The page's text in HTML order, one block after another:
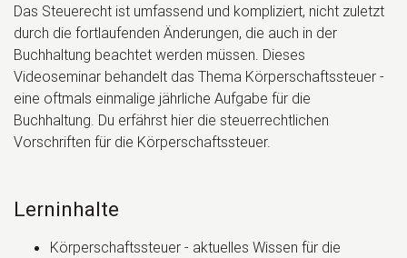
Das Steuerecht ist umfassend und kompliziert, nicht zuletzt
durch die fortlaufenden Änderungen, die auch in der
Buchhaltung beachtet werden müssen. Dieses
Videoseminar behandelt das Thema Körperschaftssteuer -
eine oftmals einmalige jährliche Aufgabe für die
Buchhaltung. Du erfährst hier die steuerrechtlichen
Vorschriften für die Körperschaftssteuer.
Lerninhalte
Körperschaftssteuer - aktuelles Wissen für die